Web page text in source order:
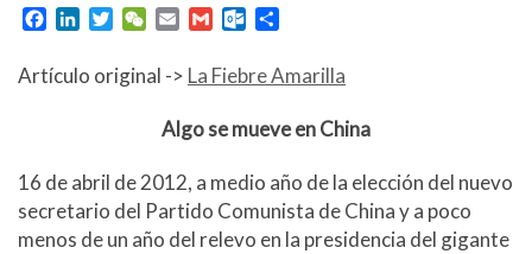
c
e
k
k
n
i
t
W
C
h
a
G
a
i
O
l
o
.
c
o
m
p
r
i
r
Artículo original -> La Fiebre Amarilla
Algo se mueve en China
16 de abril de 2012, a medio año de la elección del nuevo
secretario del Partido Comunista de China y a poco
menos de un año del relevo en la presidencia del gigante